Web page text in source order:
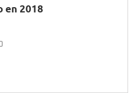
en 2018